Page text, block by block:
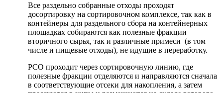
Все раздельно собранные отходы проходят
досортировку на сортировочном комплексе, так как в
контейнеры для раздельного сбора на контейнерных
площадках собираются как полезные фракции
вторичного сырья, так и различные примеси (в том
числе и пищевые отходы), не идущие в переработку.
РСО проходит через сортировочную линию, где
полезные фракции отделяются и направляются сначала
в соответствующие отсеки для накопления, а затем